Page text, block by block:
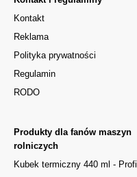
Kontakt
Reklama
Polityka prywatności
Regulamin
RODO
Produkty dla fanów maszyn
rolniczych
Kubek termiczny 440 ml - Profi